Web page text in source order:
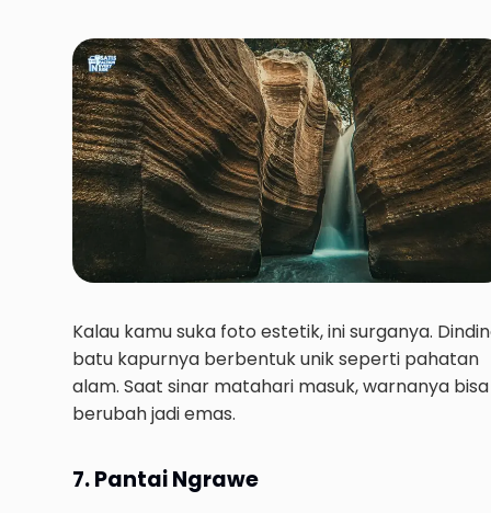
Kalau kamu suka foto estetik, ini surganya.
batu kapurnya berbentuk unik seperti pahatan
alam. Saat sinar matahari masuk, warnanya bisa
berubah jadi emas.
7. Pantai Ngrawe